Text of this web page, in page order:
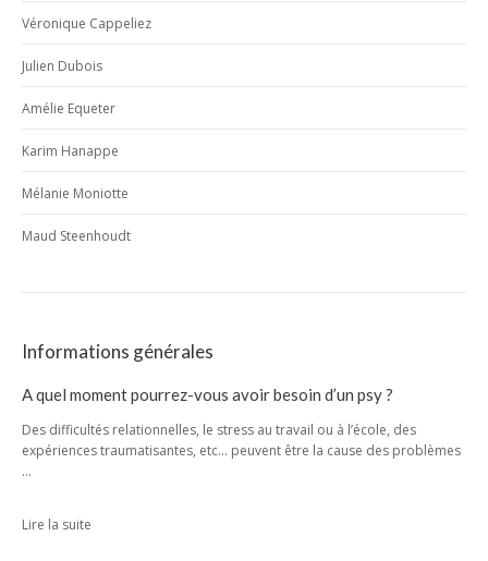
Véronique Cappeliez
Julien Dubois
Amélie Equeter
Karim Hanappe
Mélanie Moniotte
Maud Steenhoudt
Informations générales
A quel moment pourrez-vous avoir besoin d’un psy ?
Des difficultés relationnelles, le stress au travail ou à l’école, des
expériences traumatisantes, etc… peuvent être la cause des problèmes
…
Lire la suite